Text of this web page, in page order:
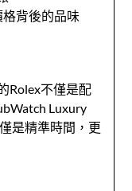
背後的品味
Rolex不僅是配
Luxury
是精準時間，更